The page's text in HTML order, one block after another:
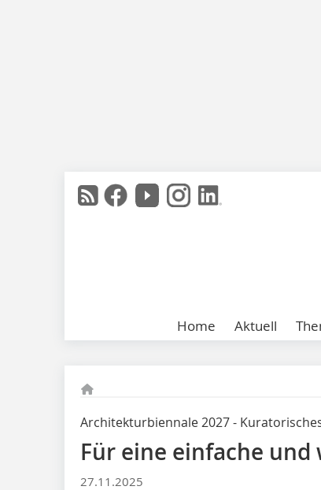
Home Aktuell
Architekturbiennale 2027 -
Für eine einfache
27.11.2025